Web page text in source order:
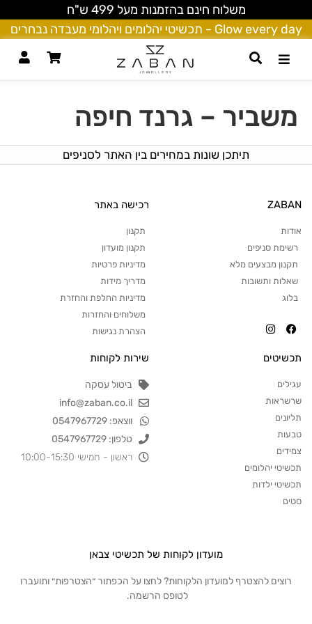
משלוח חינם בהזמנות מעל 499 ש"ח
Glow every day - תכשיטי יהלומים ויהלומי מעבדה נבחרים
משביר – גרנד חיפה
תיתכן שונות במחירים בין האתר לסניפים
ZABAN
אודות
רשימת סניפים
תקנון מבצעים מלא
שאלות ותשובות
בלוג
רכישה באתר
תקנון
תקנון מועדון
מדיניות פרטיות
מדריך מידות
מדיניות החלפת והחזרת
משלוחים והחזרות
הצהרת נגישות
תכשיטים
עגילים
שרשראות
תליונים
טבעות
צמידים
תכשיטי יהלומים
תכשיטי ילדות
סטים
שירות לקוחות
ביטול עסקה
info@zaban.co.il
ווצאפ: 0547967729
טלפון: 0547967729
ראשון - חמישי 10:00-15:30
מועדון לקוחות של תכשיטי צבאן
רוצים להצטרף למועדון הלקוחות? לחצו על הכפתור ״הצטרפות״ ותועברו
לטופס הרשמה.